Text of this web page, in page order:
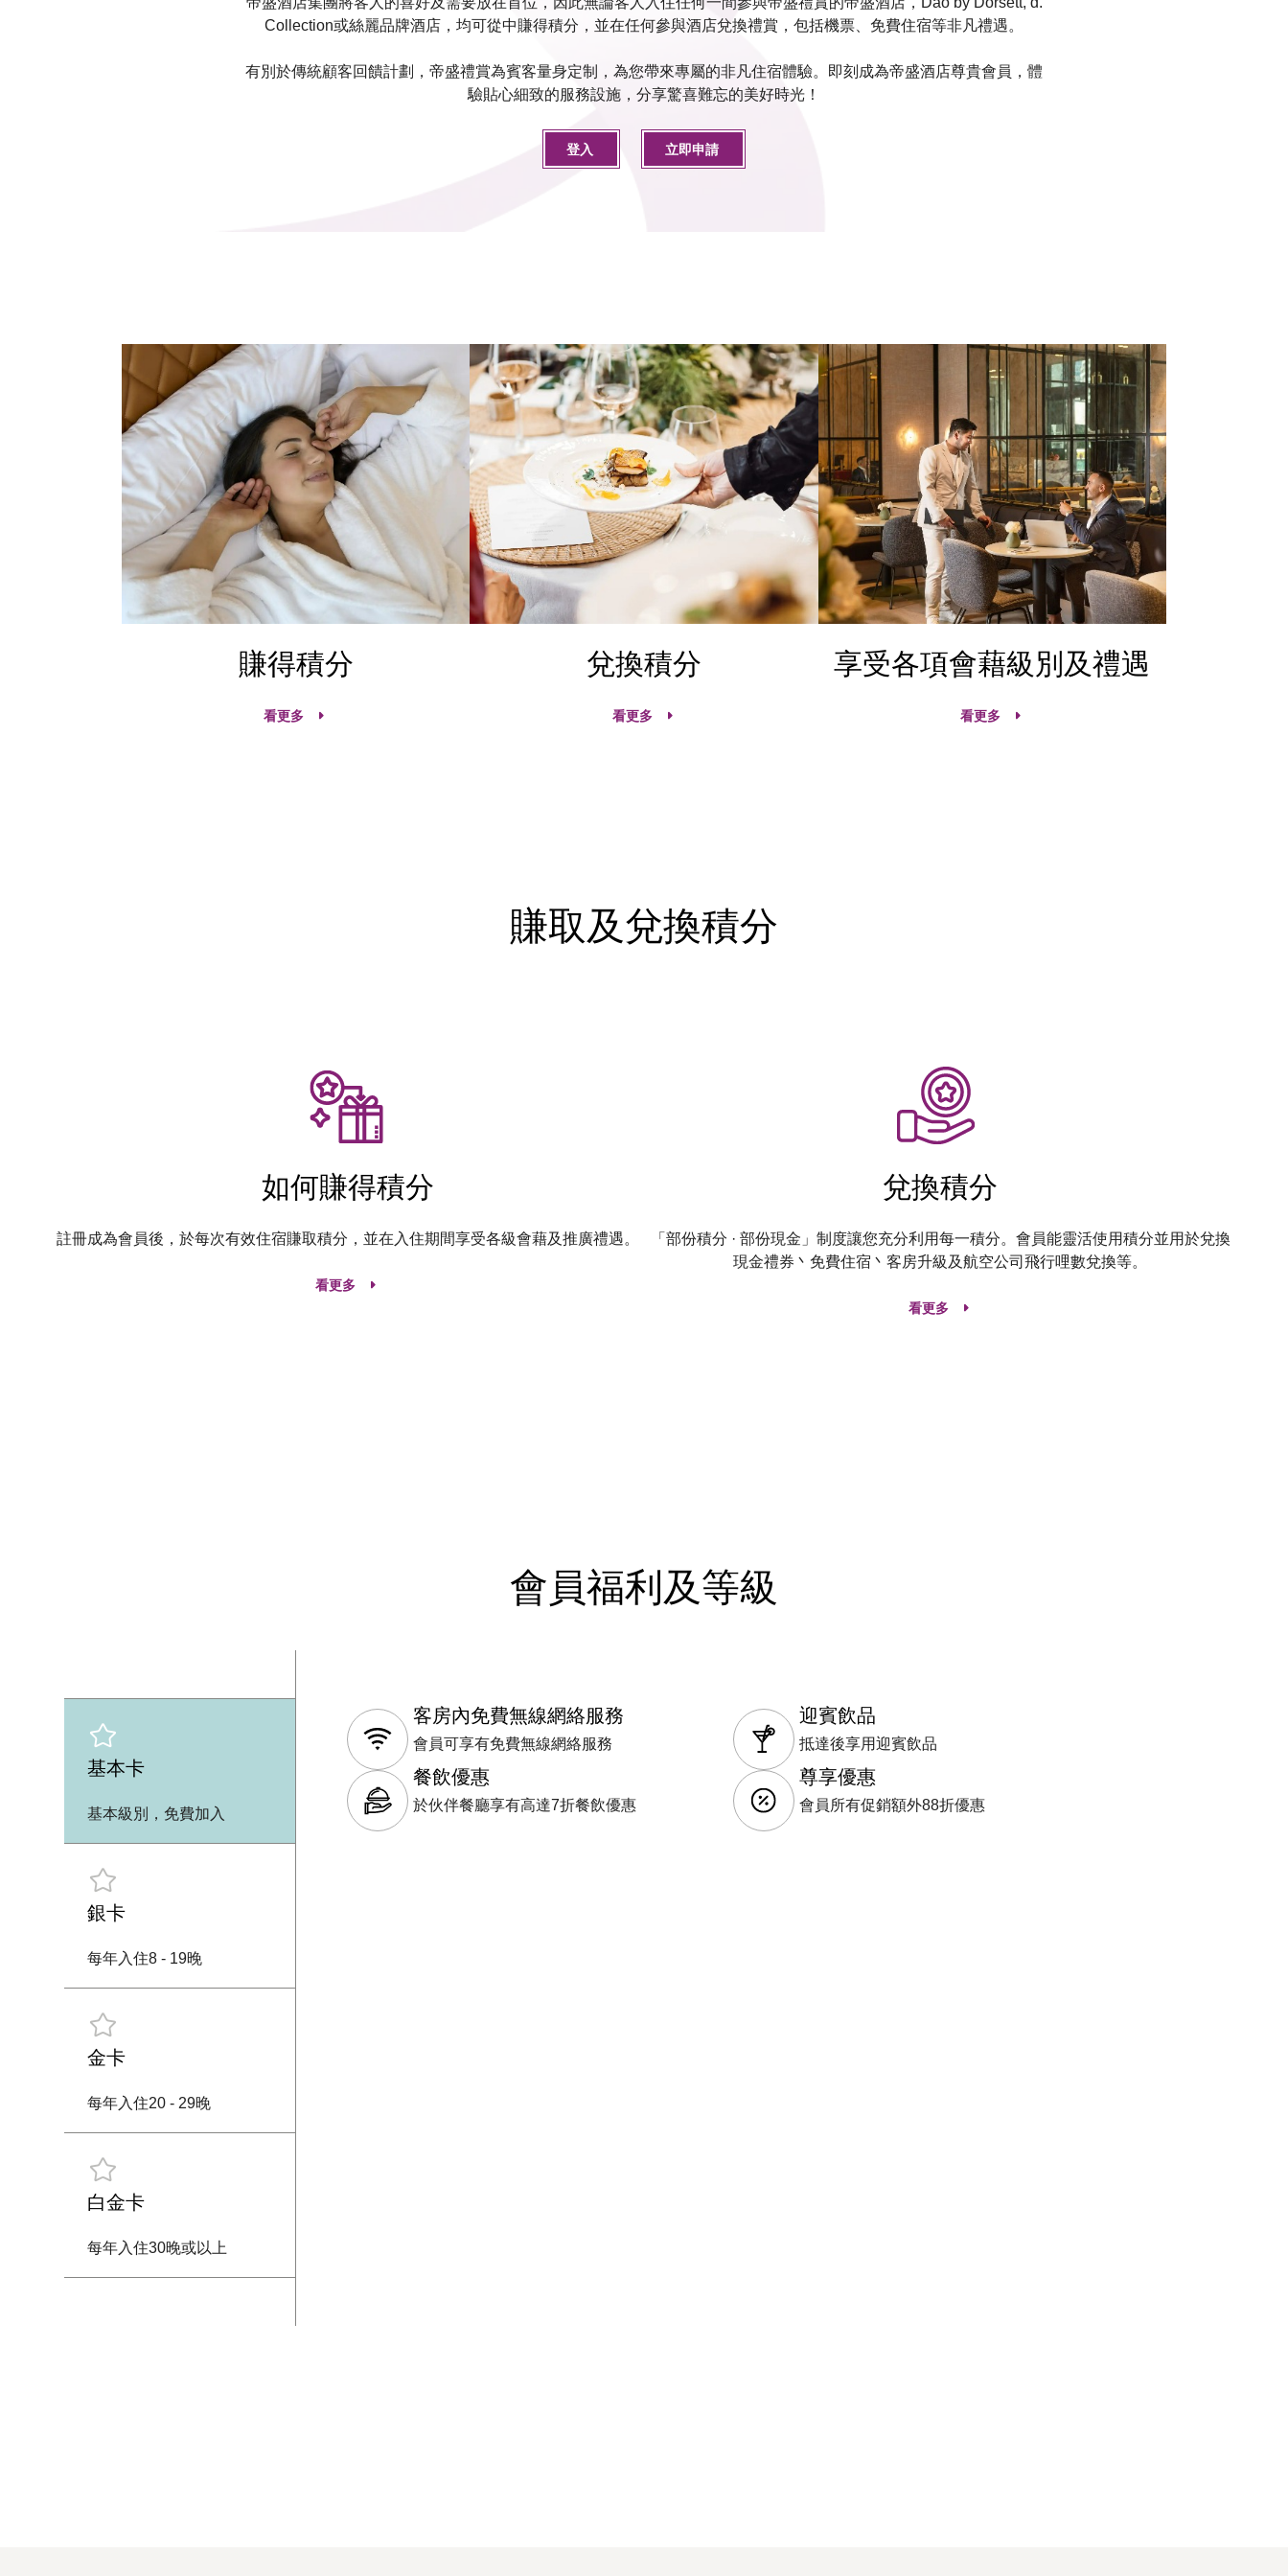
Collection或絲麗品牌酒店，均可從中賺得積分，並在任何參與酒店兌換禮賞，包括機票、免費住宿等非凡禮遇。
有別於傳統顧客回饋計劃，帝盛禮賞為賓客量身定制，為您帶來專屬的非凡住宿體驗。即刻成為帝盛酒店尊貴會員，體
驗貼心細致的服務設施，分享驚喜難忘的美好時光！
登入 立即申請
賺得積分
看更多
兌換積分
看更多
享受各項會藉級別及禮遇
看更多
賺取及兌換積分
如何賺得積分
註冊成為會員後，於每次有效住宿賺取積分，並在入住期間享受各級會藉及推廣禮遇。
看更多
兌換積分
「部份積分 · 部份現金」制度讓您充分利用每一積分。會員能靈活使用積分並用於兌換
現金禮券丶免費住宿丶客房升級及航空公司飛行哩數兌換等。
看更多
會員福利及等級
基本卡
基本級別，免費加入
銀卡
每年入住8 - 19晚
金卡
每年入住20 - 29晚
白金卡
每年入住30晚或以上
客房內免費無線網絡服務
會員可享有免費無線網絡服務
迎賓飲品
抵達後享用迎賓飲品
餐飲優惠
於伙伴餐廳享有高達7折餐飲優惠
尊享優惠
會員所有促銷額外88折優惠